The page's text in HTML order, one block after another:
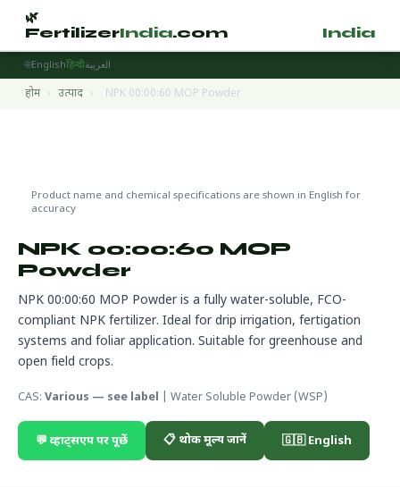
🌿
FertilizerIndia.com India
🌐Englishहिन्दीالعربية
होम › उत्पाद › NPK 00:00:60 MOP Powder
Product name and chemical specifications are shown in English for
accuracy
NPK 00:00:60 MOP
Powder
NPK 00:00:60 MOP Powder is a fully water-soluble, FCO-
compliant NPK fertilizer. Ideal for drip irrigation, fertigation
systems and foliar application. Suitable for greenhouse and
open field crops.
CAS: Various — see label | Water Soluble Powder (WSP)
💬 व्हाट्सएप पर पूछें 📋 थोक मूल्य जानें 🇬🇧 English